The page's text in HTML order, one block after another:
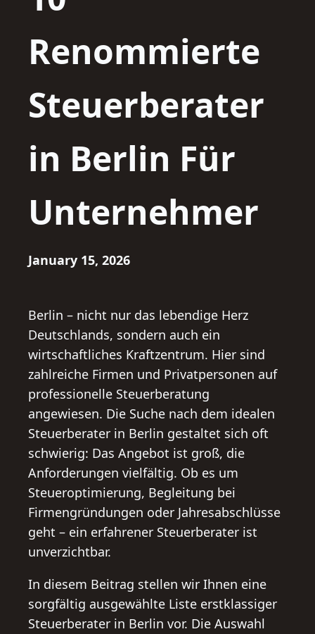
Renommierte
Steuerberater
in Berlin Für
Unternehmer
January 15, 2026
Berlin – nicht nur das lebendige Herz
Deutschlands, sondern auch ein
wirtschaftliches Kraftzentrum. Hier sind
zahlreiche Firmen und Privatpersonen auf
professionelle Steuerberatung
angewiesen. Die Suche nach dem idealen
Steuerberater in Berlin gestaltet sich oft
schwierig: Das Angebot ist groß, die
Anforderungen vielfältig. Ob es um
Steueroptimierung, Begleitung bei
Firmengründungen oder Jahresabschlüsse
geht – ein erfahrener Steuerberater ist
unverzichtbar.
In diesem Beitrag stellen wir Ihnen eine
sorgfältig ausgewählte Liste erstklassiger
Steuerberater in Berlin vor. Die Auswahl